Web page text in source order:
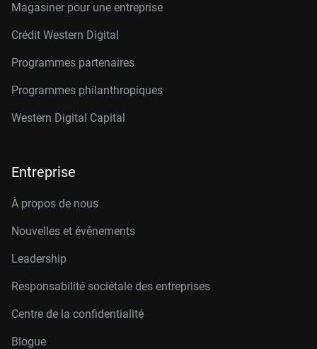
Magasiner pour une entreprise
Crédit Western Digital
Programmes partenaires
Programmes philanthropiques
Western Digital Capital
Entreprise
À propos de nous
Nouvelles et événements
Leadership
Responsabilité sociétale des entreprises
Centre de la confidentialité
Blogue